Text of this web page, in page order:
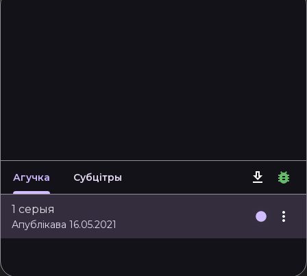
Агучка Субцітры
1 серыя
Апублікава 16.05.2021